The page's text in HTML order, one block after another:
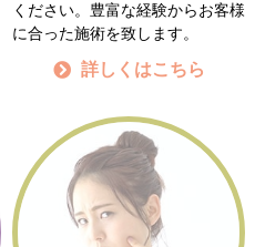
ください。豊富な経験からお客様
に合った施術を致します。
詳しくはこちら